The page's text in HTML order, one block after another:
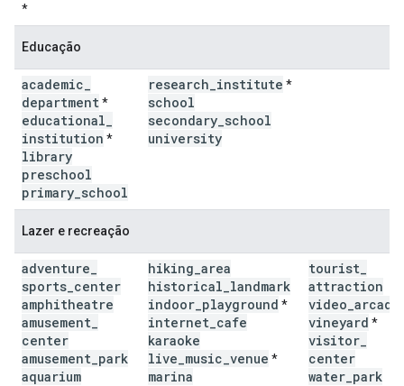
*
Educação
academic
department*
educational
institution *
library
preschool
primary school
research institute *
school
secondary school
university
Lazer e recreação
adventure
sports center
amphitheatre
amusement
center
amusement park
aquarium
hiking area
historical landmark
indoor playground *
internet cafe
karaoke
live music venue *
marina
tourist
attraction
video arcade
vineyard *
visitor
center
water park